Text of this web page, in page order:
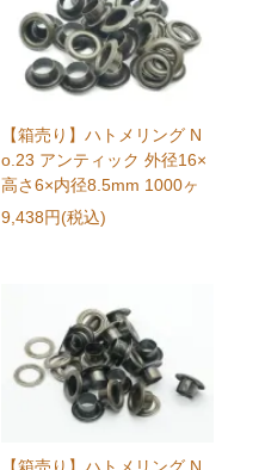
【箱売り】ハトメリング N
o.23 アンティック 外径16×
高さ6×内径8.5mm 1000ヶ
9,438円(税込)